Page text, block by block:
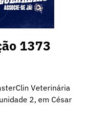
1373
Veterinária
2, em César